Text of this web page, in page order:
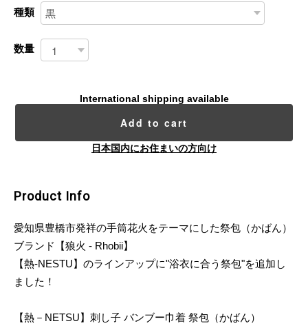
種類
数量
International shipping available
Add to cart
日本国内にお住まいの方向け
Product Info
愛知県豊橋市発祥の手筒花火をテーマにした祭包（かばん）
ブランド【狼火 - Rhobii】
【熱-NESTU】のラインアップに"浴衣に合う祭包"を追加し
ました！
【熱－NETSU】刺し子 バンブー巾着 祭包（かばん）